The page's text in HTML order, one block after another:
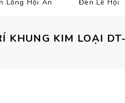
Lồng Hội An Đèn Lễ Hội
KHUNG KIM LOẠI